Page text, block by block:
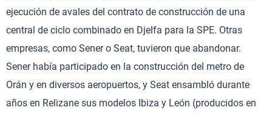
ejecución de avales del contrato de construcción de una
central de ciclo combinado en Djelfa para la SPE. Otras
empresas, como Sener o Seat, tuvieron que abandonar.
Sener había participado en la construcción del metro de
Orán y en diversos aeropuertos, y Seat ensambló durante
años en Relizane sus modelos Ibiza y León (producidos en